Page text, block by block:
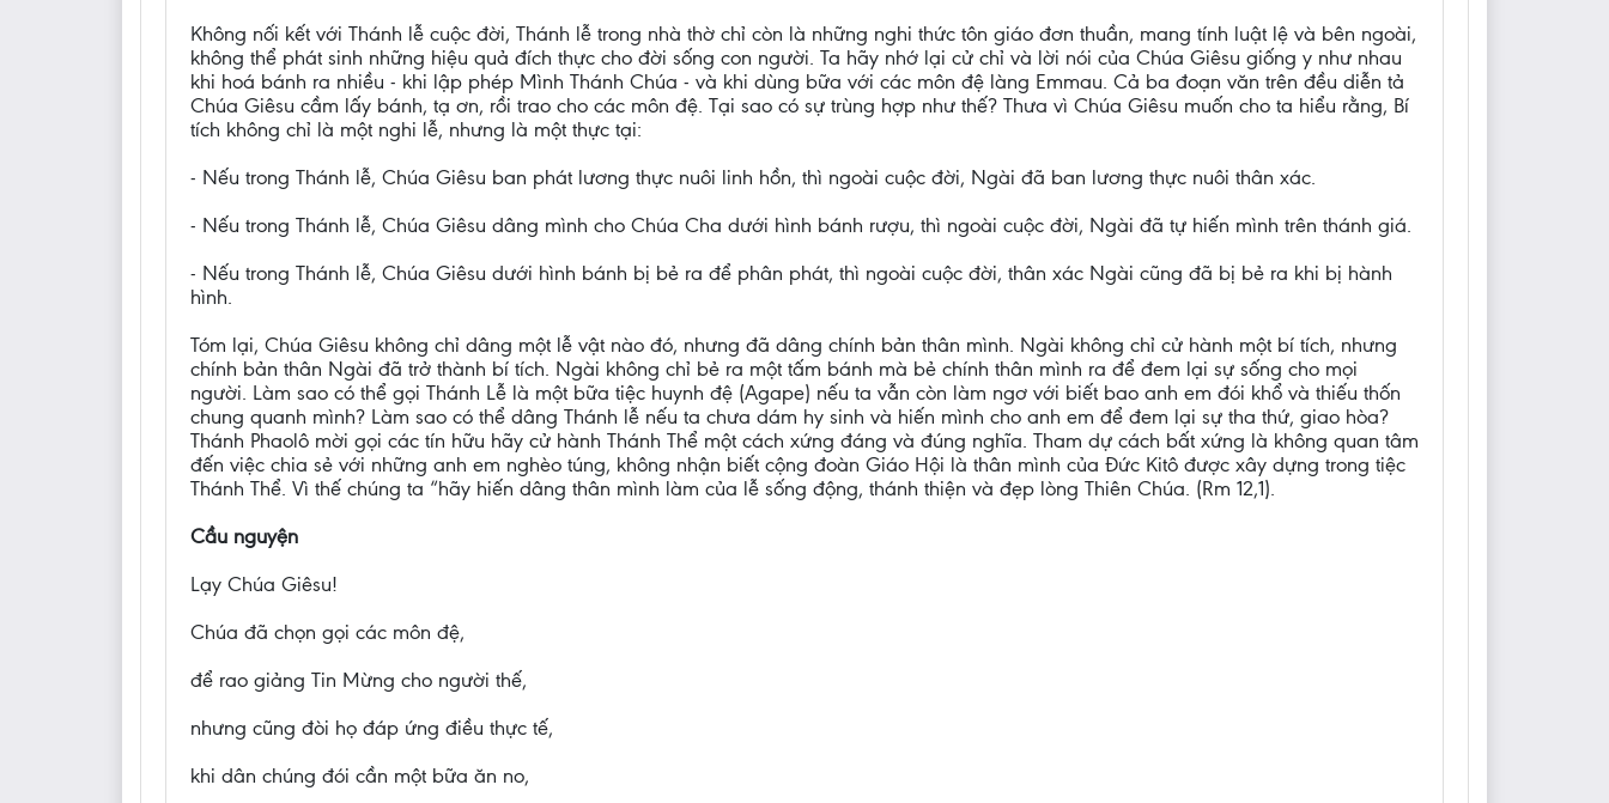
Không nối kết với Thánh lễ cuộc đời, Thánh lễ trong nhà thờ chỉ còn là những nghi thức tôn giáo đơn thuần, mang tính luật lệ và bên ngoài,
không thể phát sinh những hiệu quả đích thực cho đời sống con người. Ta hãy nhớ lại cử chỉ và lời nói của Chúa Giêsu giống y như nhau
khi hoá bánh ra nhiều - khi lập phép Mình Thánh Chúa - và khi dùng bữa với các môn đệ làng Emmau. Cả ba đoạn văn trên đều diễn tả
Chúa Giêsu cầm lấy bánh, tạ ơn, rồi trao cho các môn đệ. Tại sao có sự trùng hợp như thế? Thưa vì Chúa Giêsu muốn cho ta hiểu rằng, Bí
tích không chỉ là một nghi lễ, nhưng là một thực tại:
- Nếu trong Thánh lễ, Chúa Giêsu ban phát lương thực nuôi linh hồn, thì ngoài cuộc đời, Ngài đã ban lương thực nuôi thân xác.
- Nếu trong Thánh lễ, Chúa Giêsu dâng mình cho Chúa Cha dưới hình bánh rượu, thì ngoài cuộc đời, Ngài đã tự hiến mình trên thánh giá.
- Nếu trong Thánh lễ, Chúa Giêsu dưới hình bánh bị bẻ ra để phân phát, thì ngoài cuộc đời, thân xác Ngài cũng đã bị bẻ ra khi bị hành
hình.
Tóm lại, Chúa Giêsu không chỉ dâng một lễ vật nào đó, nhưng đã dâng chính bản thân mình. Ngài không chỉ cử hành một bí tích, nhưng
chính bản thân Ngài đã trở thành bí tích. Ngài không chỉ bẻ ra một tấm bánh mà bẻ chính thân mình ra để đem lại sự sống cho mọi
người. Làm sao có thể gọi Thánh Lễ là một bữa tiệc huynh đệ (Agape) nếu ta vẫn còn làm ngơ với biết bao anh em đói khổ và thiếu thốn
chung quanh mình? Làm sao có thể dâng Thánh lễ nếu ta chưa dám hy sinh và hiến mình cho anh em để đem lại sự tha thứ, giao hòa?
Thánh Phaolô mời gọi các tín hữu hãy cử hành Thánh Thể một cách xứng đáng và đúng nghĩa. Tham dự cách bất xứng là không quan tâm
đến việc chia sẻ với những anh em nghèo túng, không nhận biết cộng đoàn Giáo Hội là thân mình của Đức Kitô được xây dựng trong tiệc
Thánh Thể. Vì thế chúng ta “hãy hiến dâng thân mình làm của lễ sống động, thánh thiện và đẹp lòng Thiên Chúa. (Rm 12,1).
Cầu nguyện
Lạy Chúa Giêsu!
Chúa đã chọn gọi các môn đệ,
để rao giảng Tin Mừng cho người thế,
nhưng cũng đòi họ đáp ứng điều thực tế,
khi dân chúng đói cần một bữa ăn no,